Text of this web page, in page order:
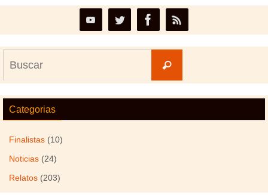
Buscar
Categorias
Finalistas (10)
Noticias (24)
Relatos (203)